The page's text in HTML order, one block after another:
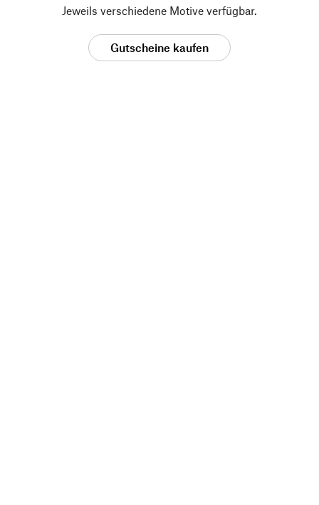
Jeweils verschiedene Motive verfügbar.
Gutscheine kaufen